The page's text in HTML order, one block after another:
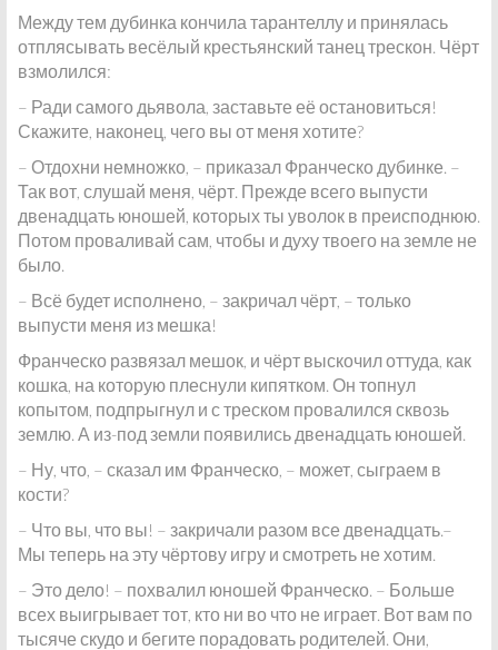
Между тем дубинка кончила тарантеллу и принялась
отплясывать весёлый крестьянский танец трескон. Чёрт
взмолился:
– Ради самого дьявола, заставьте её остановиться!
Скажите, наконец, чего вы от меня хотите?
– Отдохни немножко, – приказал Франческо дубинке. –
Так вот, слушай меня, чёрт. Прежде всего выпусти
двенадцать юношей, которых ты уволок в преисподнюю.
Потом проваливай сам, чтобы и духу твоего на земле не
было.
– Всё будет исполнено, – закричал чёрт, – только
выпусти меня из мешка!
Франческо развязал мешок, и чёрт выскочил оттуда, как
кошка, на которую плеснули кипятком. Он топнул
копытом, подпрыгнул и с треском провалился сквозь
землю. А из-под земли появились двенадцать юношей.
– Ну, что, – сказал им Франческо, – может, сыграем в
кости?
– Что вы, что вы! – закричали разом все двенадцать.–
Мы теперь на эту чёртову игру и смотреть не хотим.
– Это дело! – похвалил юношей Франческо. – Больше
всех выигрывает тот, кто ни во что не играет. Вот вам по
тысяче скудо и бегите порадовать родителей. Они,